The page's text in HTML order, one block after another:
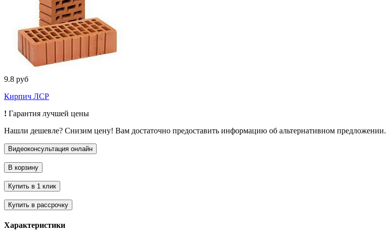
9.8 руб
Кирпич ЛСР
! Гарантия лучшей цены
Нашли дешевле? Снизим цену! Вам достаточно предоставить информацию об альтернативном предложении.
Характеристики